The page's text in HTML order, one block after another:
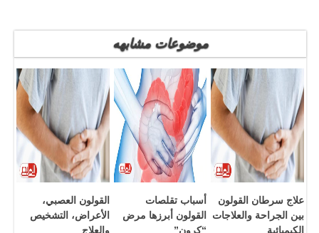
موضوعات مشابهه
علاج سرطان القولون
بين الجراحة والعلاجات
الكيميائية
أسباب تقلصات
القولون أبرزها مرض
“كرون”
القولون العصبي،
الأعراض، التشخيص
والعلاج